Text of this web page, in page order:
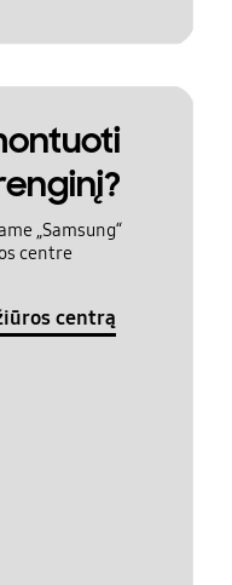
„Samsung“
centre
centrą